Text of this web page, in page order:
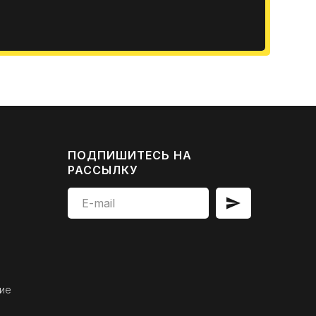
ПОДПИШИТЕСЬ НА
РАССЫЛКУ